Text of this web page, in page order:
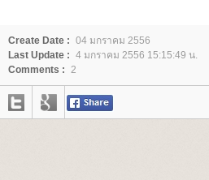
Create Date : 04 มกราคม 2556
Last Update : 4 มกราคม 2556 15:15:49 น.
Comments : 2